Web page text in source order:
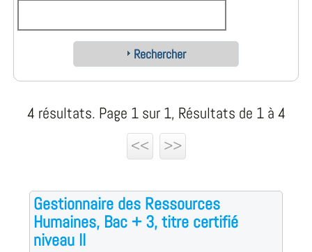
Rechercher
4 résultats. Page 1 sur 1, Résultats de 1 à 4
<<
>>
Gestionnaire des Ressources
Humaines, Bac + 3, titre certifié
niveau II